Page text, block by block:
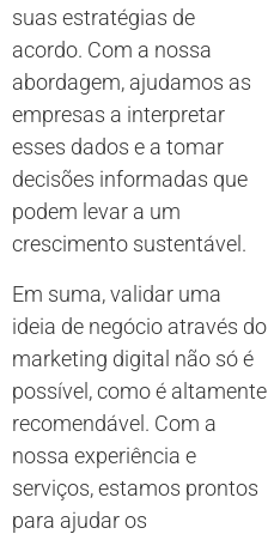
suas estratégias de
acordo. Com a nossa
abordagem, ajudamos as
empresas a interpretar
esses dados e a tomar
decisões informadas que
podem levar a um
crescimento sustentável.
Em suma, validar uma
ideia de negócio através do
marketing digital não só é
possível, como é altamente
recomendável. Com a
nossa experiência e
serviços, estamos prontos
para ajudar os